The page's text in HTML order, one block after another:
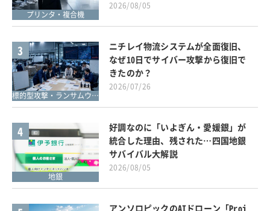
プリンタ・複合機
2026/08/05
3
標的型攻撃・ランサムウェア対策
ニチレイ物流システムが全面復旧、
なぜ10日でサイバー攻撃から復旧で
きたのか？
2026/07/26
4
地銀
好調なのに「いよぎん・愛媛銀」が
統合した理由、残された…四国地銀
サバイバル大解説
2026/08/05
アンソロピックのAIドローン「Proj